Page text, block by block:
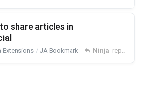
share articles in
Extensions JA Bookmark Ninja replied